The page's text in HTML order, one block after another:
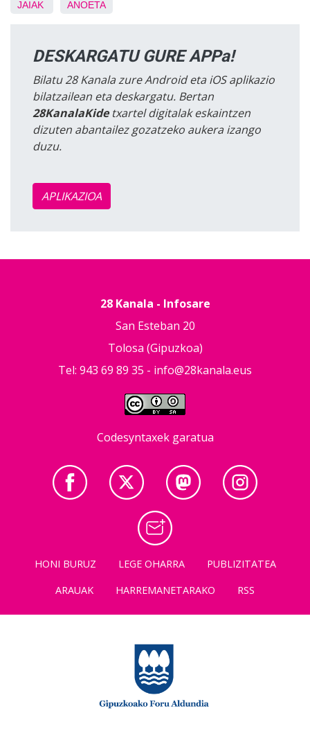
JAIAK ANOETA
DESKARGATU GURE APPa!
Bilatu 28 Kanala zure Android eta iOS aplikazio
bilatzailean eta deskargatu. Bertan
28KanalaKidetxartel digitalak eskaintzen
dizuten abantailez gozatzeko aukera izango
duzu.
APLIKAZIOA
28 Kanala - Infosare
San Esteban 20
Tolosa (Gipuzkoa)
Tel: 943 69 89 35 - info@28kanala.eus
Codesyntaxek garatua
HONI BURUZ LEGE OHARRA
PUBLIZITATEA
ARAUAK
HARREMANETARAKO RSS